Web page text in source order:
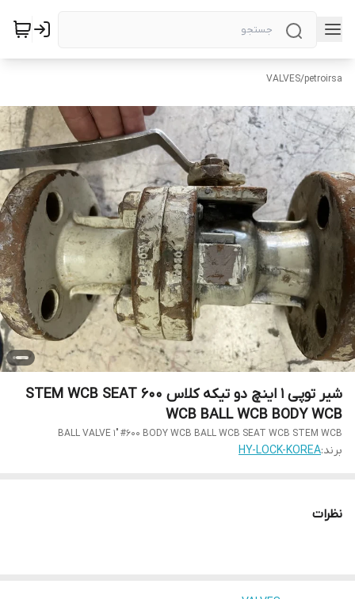
petroirsa
/
VALVES
شیر توپی 1 اینچ دو تیکه کلاس 600 STEM WCB SEAT
WCB BALL WCB BODY WCB
BALL VALVE 1" #600 BODY WCB BALL WCB SEAT WCB STEM WCB
برند:HY-LOCK-KOREA
نظرات